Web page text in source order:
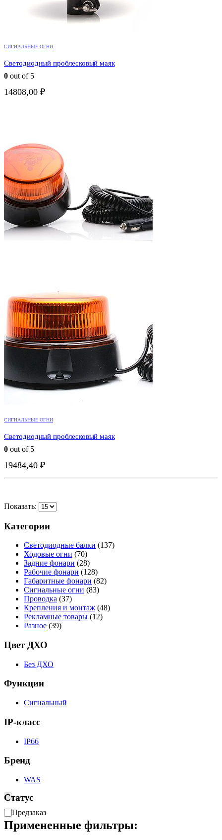
СИГНАЛЬНЫЕ ОГНИ
Светодиодный проблесковый маяк
0 out of 5
14808,00 ₽
СИГНАЛЬНЫЕ ОГНИ
Светодиодный проблесковый маяк
0 out of 5
19484,40 ₽
Показать:
Категории
Светодиодные балки (137)
Ходовые огни (70)
Задние фонари (28)
Рабочие фонари (128)
Габаритные фонари (82)
Сигнальные огни (83)
Проводка (37)
Крепления и монтаж (48)
Рекламные товары (12)
Разное (39)
Цвет ДХО
Без ДХО
Функции
Сигнальный
IP-класс
IP66
Бренд
WAS
Статус
Доступность
Предзаказ
Примененные фильтры: